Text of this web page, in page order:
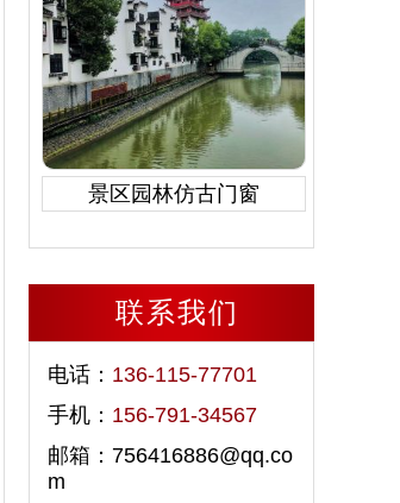
景区园林仿古门窗
联系我们
电话： 136-115-77701
手机： 156-791-34567
邮箱：756416886@qq.co
m